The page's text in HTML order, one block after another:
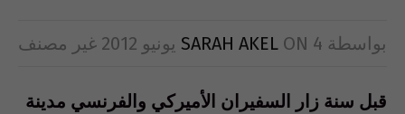
بواسطة SARAH AKEL ON 4 يونيو 2012 غير مصنف
قبل سنة زار السفيران الأميركي والفرنسي مدينة